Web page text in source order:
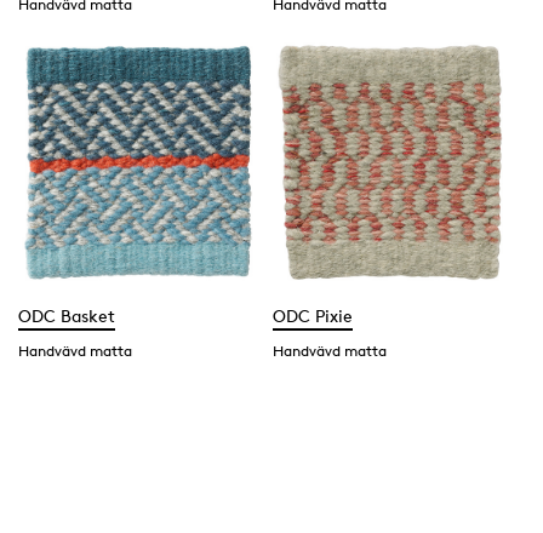
Handvävd matta Handvävd matta
ODC Basket
Handvävd matta
ODC Pixie
Handvävd matta